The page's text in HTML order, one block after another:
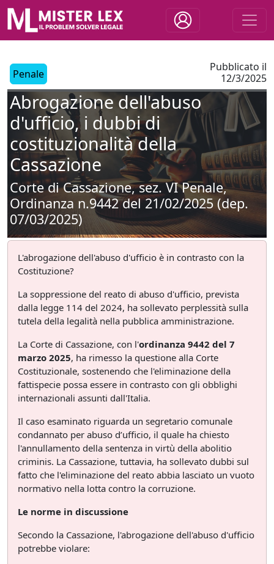
Penale
Pubblicato il
12/3/2025
Abrogazione dell'abuso
d'ufficio, i dubbi di
costituzionalità della
Cassazione
Corte di Cassazione, sez. VI Penale,
Ordinanza n.9442 del 21/02/2025 (dep.
07/03/2025)
L'abrogazione dell'abuso d'ufficio è in contrasto con la
Costituzione?
La soppressione del reato di abuso d'ufficio, prevista
dalla legge 114 del 2024, ha sollevato perplessità sulla
tutela della legalità nella pubblica amministrazione.
La Corte di Cassazione, con l'ordinanza 9442 del 7
marzo 2025, ha rimesso la questione alla Corte
Costituzionale, sostenendo che l'eliminazione della
fattispecie possa essere in contrasto con gli obblighi
internazionali assunti dall'Italia.
Il caso esaminato riguarda un segretario comunale
condannato per abuso d’ufficio, il quale ha chiesto
l'annullamento della sentenza in virtù della abolitio
criminis. La Cassazione, tuttavia, ha sollevato dubbi sul
fatto che l'eliminazione del reato abbia lasciato un vuoto
normativo nella lotta contro la corruzione.
Le norme in discussione
Secondo la Cassazione, l'abrogazione dell'abuso d'ufficio
potrebbe violare: